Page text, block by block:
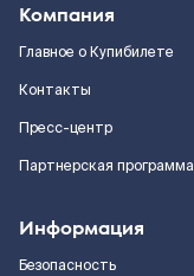
Компания
Главное о Купибилете
Контакты
Пресс-центр
Партнерская программа
Информация
Безопасность